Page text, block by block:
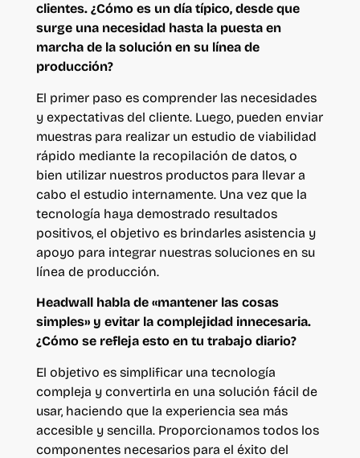
clientes. ¿Cómo es un día típico, desde que
surge una necesidad hasta la puesta en
marcha de la solución en su línea de
producción?
El primer paso es comprender las necesidades
y expectativas del cliente. Luego, pueden enviar
muestras para realizar un estudio de viabilidad
rápido mediante la recopilación de datos, o
bien utilizar nuestros productos para llevar a
cabo el estudio internamente. Una vez que la
tecnología haya demostrado resultados
positivos, el objetivo es brindarles asistencia y
apoyo para integrar nuestras soluciones en su
línea de producción.
Headwall habla de «mantener las cosas
simples» y evitar la complejidad innecesaria.
¿Cómo se refleja esto en tu trabajo diario?
El objetivo es simplificar una tecnología
compleja y convertirla en una solución fácil de
usar, haciendo que la experiencia sea más
accesible y sencilla. Proporcionamos todos los
componentes necesarios para el éxito del